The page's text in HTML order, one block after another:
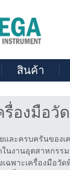
สินค้า
รื่องมือวั
ละครบครันของเ
นงานอุตสาหกรรม
ฉพาะเครื่องมือวั